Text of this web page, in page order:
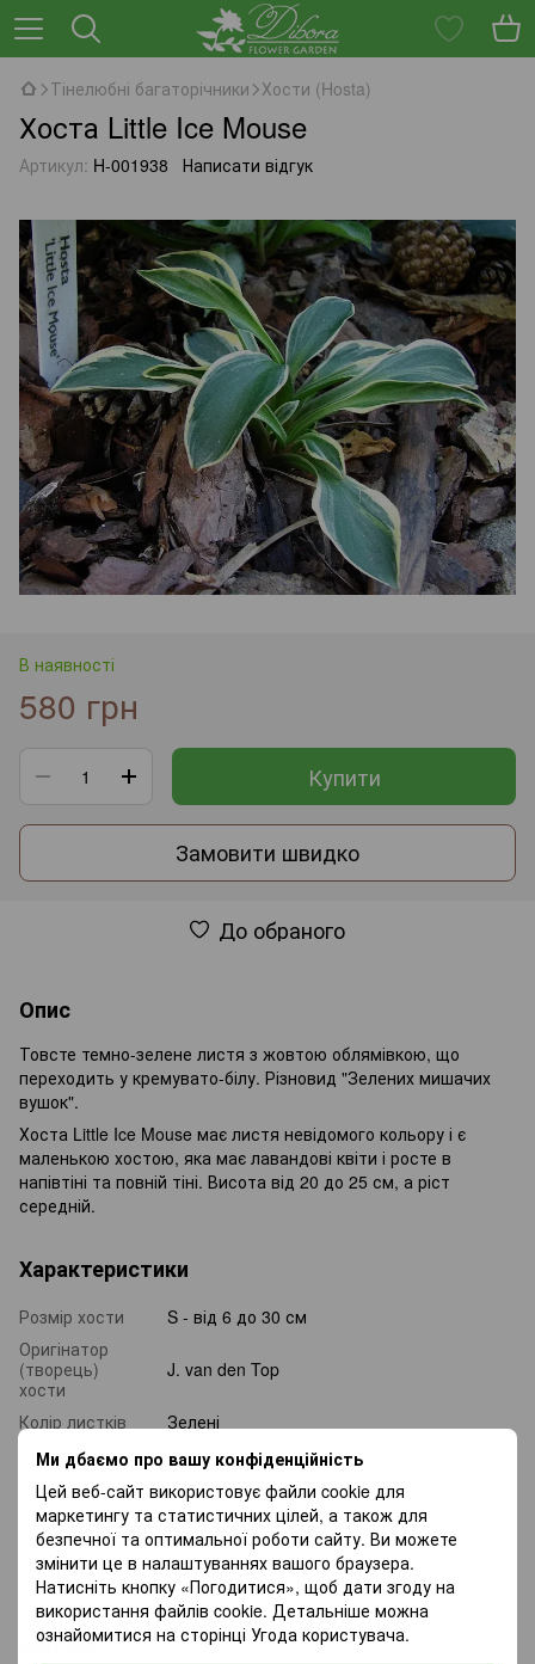
Ми дбаємо про вашу конфіденційність
Цей веб-сайт використовує файли cookie для
маркетингу та статистичних цілей, а також для
безпечної та оптимальної роботи сайту. Ви можете
змінити це в налаштуваннях вашого браузера.
Натисніть кнопку «Погодитися», щоб дати згоду на
використання файлів cookie. Детальніше можна
ознайомитися на сторінці Угода користувача.
Тінелюбні багаторічники Хости (Hosta)
Хоста Little Ice Mouse
Артикул: H-001938 Написати відгук
В наявності
580 грн
Купити
Замовити швидко
До обраного
Опис
Товсте темно-зелене листя з жовтою облямівкою, що
переходить у кремувато-білу. Різновид "Зелених мишачих
вушок".
Хоста Little Ice Mouse має листя невідомого кольору і є
маленькою хостою, яка має лавандові квіти і росте в
напівтіні та повній тіні. Висота від 20 до 25 см, а ріст
середній.
Характеристики
Розмір хости
S - від 6 до 30 см
Оригінатор
(творець)
хости
J. van den Top
Колір листків
Зелені
Колір квітки/
плоду
Фіолетовий
Освітленість
місця посадки
Тінь, Напівтінь
Швидкість
росту
Середня
Відгуки